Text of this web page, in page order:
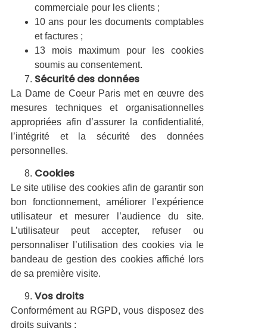
commerciale pour les clients ;
10 ans pour les documents comptables
et factures ;
13 mois maximum pour les cookies
soumis au consentement.
Sécurité des données
La Dame de Coeur Paris met en œuvre des
mesures techniques et organisationnelles
appropriées afin d’assurer la confidentialité,
l’intégrité et la sécurité des données
personnelles.
Cookies
Le site utilise des cookies afin de garantir son
bon fonctionnement, améliorer l’expérience
utilisateur et mesurer l’audience du site.
L’utilisateur peut accepter, refuser ou
personnaliser l’utilisation des cookies via le
bandeau de gestion des cookies affiché lors
de sa première visite.
Vos droits
Conformément au RGPD, vous disposez des
droits suivants :